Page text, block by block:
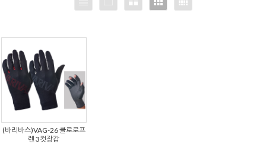
(바리바스)VAG-26 클로로프
렌 3컷장갑